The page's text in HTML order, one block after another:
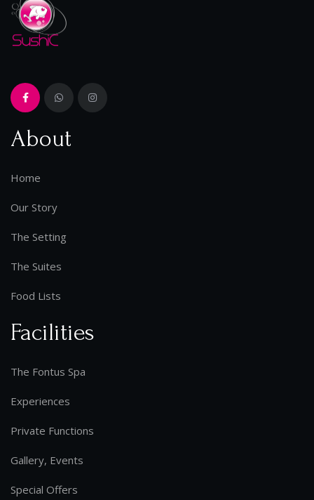
About
Home
Our Story
The Setting
The Suites
Food Lists
Facilities
The Fontus Spa
Experiences
Private Functions
Gallery, Events
Special Offers